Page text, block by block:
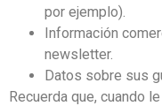
por ejemplo).
Información
newsletter.
Datos sobre sus
Recuerda que, cuando